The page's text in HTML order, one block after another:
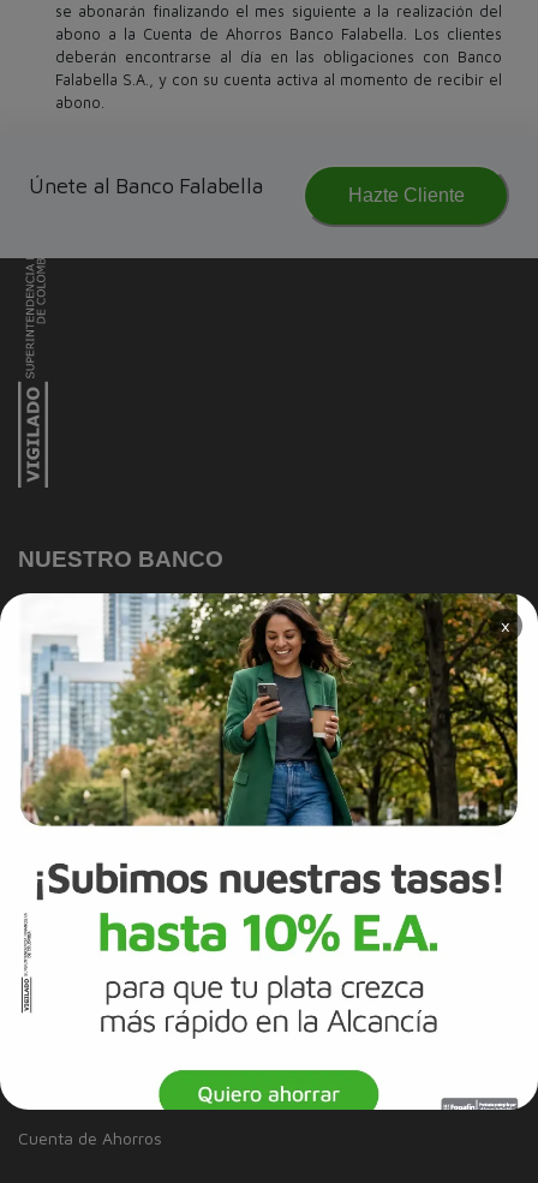
se abonarán finalizando el mes siguiente a la realización del
abono a la Cuenta de Ahorros Banco Falabella. Los clientes
deberán encontrarse al día en las obligaciones con Banco
Falabella S.A., y con su cuenta activa al momento de recibir el
abono.
×
Únete al Banco Falabella Hazte Cliente
NUESTRO BANCO
Información Corporativa
Información a clientes
Tasas y Tarifas
Reportes de sostenibilidad
Trabaja con Nosotros
Canal de integridad
Proveedores
Política de Diversidad e Inclusión
Mapa del sitio
Términos y Condiciones
Cuenta de Ahorros